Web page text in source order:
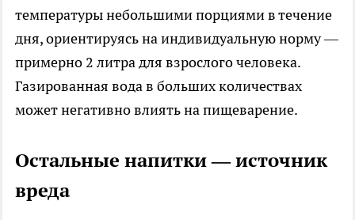
температуры небольшими порциями в течение
дня, ориентируясь на индивидуальную норму —
примерно 2 литра для взрослого человека.
Газированная вода в больших количествах
может негативно влиять на пищеварение.
Остальные напитки — источник
вреда